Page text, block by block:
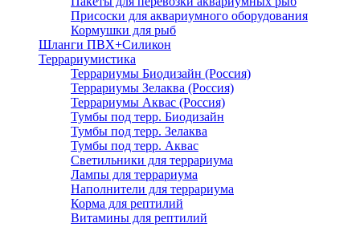
Присоски для аквариумного оборудования
Кормушки для рыб
Шланги ПВХ+Силикон
Террариумистика
Террариумы Биодизайн (Россия)
Террариумы Зелаква (Россия)
Террариумы Аквас (Россия)
Тумбы под терр. Биодизайн
Тумбы под терр. Зелаква
Тумбы под терр. Аквас
Светильники для террариума
Лампы для террариума
Наполнители для террариума
Корма для рептилий
Витамины для рептилий